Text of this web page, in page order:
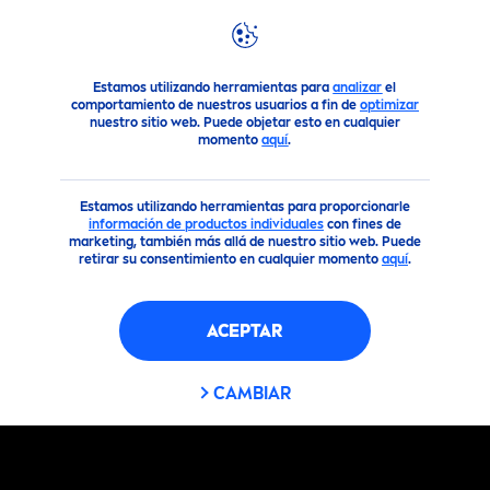
Estamos utilizando herramientas paraanalizar el
comportamiento de nuestros usuarios a fin de optimizar
nuestro sitio web. Puede objetar esto en cualquier
momentoaquí.
Estamos utilizando herramientas para proporcionarle
información de productos individualescon fines de
marketing, también más allá de nuestro sitio web. Puede
retirar su consentimiento en cualquier momento aquí.
ACEPTAR
CAMBIAR
mendaciones Proteccion Solar
TIPO DE CONTENIDO
Tutorial